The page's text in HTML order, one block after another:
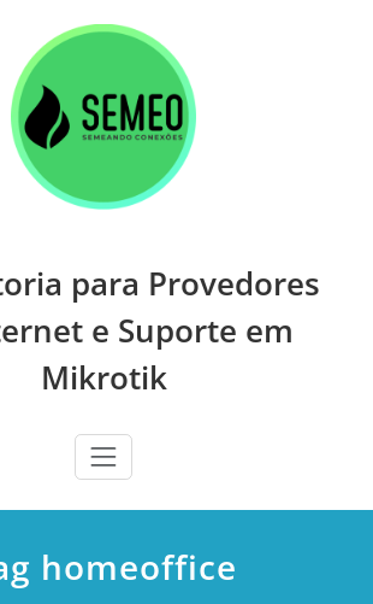
para Provedores
e Suporte em
Mikrotik
homeoffice